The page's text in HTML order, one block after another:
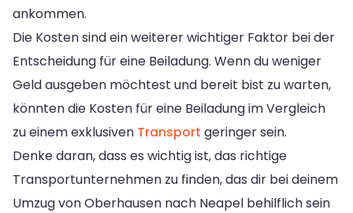
ankommen.
Die Kosten sind ein weiterer wichtiger Faktor bei der
Entscheidung für eine Beiladung. Wenn du weniger
Geld ausgeben möchtest und bereit bist zu warten,
könnten die Kosten für eine Beiladung im Vergleich
zu einem exklusiven Transport geringer sein.
Denke daran, dass es wichtig ist, das richtige
Transportunternehmen zu finden, das dir bei deinem
Umzug von Oberhausen nach Neapel behilflich sein